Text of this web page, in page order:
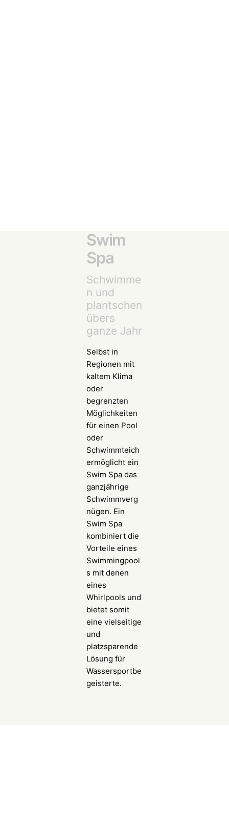
Swim
Spa
Schwimme
n und
plantschen
übers
ganze Jahr
Selbst in
Regionen mit
kaltem Klima
oder
begrenzten
Möglichkeiten
für einen Pool
oder
Schwimmteich
ermöglicht ein
Swim Spa das
ganzjährige
Schwimmverg
nügen. Ein
Swim Spa
kombiniert die
Vorteile eines
Swimmingpool
s mit denen
eines
Whirlpools und
bietet somit
eine vielseitige
und
platzsparende
Lösung für
Wassersportbe
geisterte.